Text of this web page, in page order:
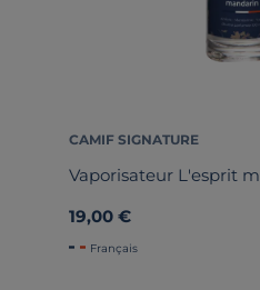
CAMIF SIGNATURE
Vaporisateur L'esprit
19,00 €
Français